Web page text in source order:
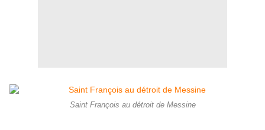
Saint François au détroit de Messine